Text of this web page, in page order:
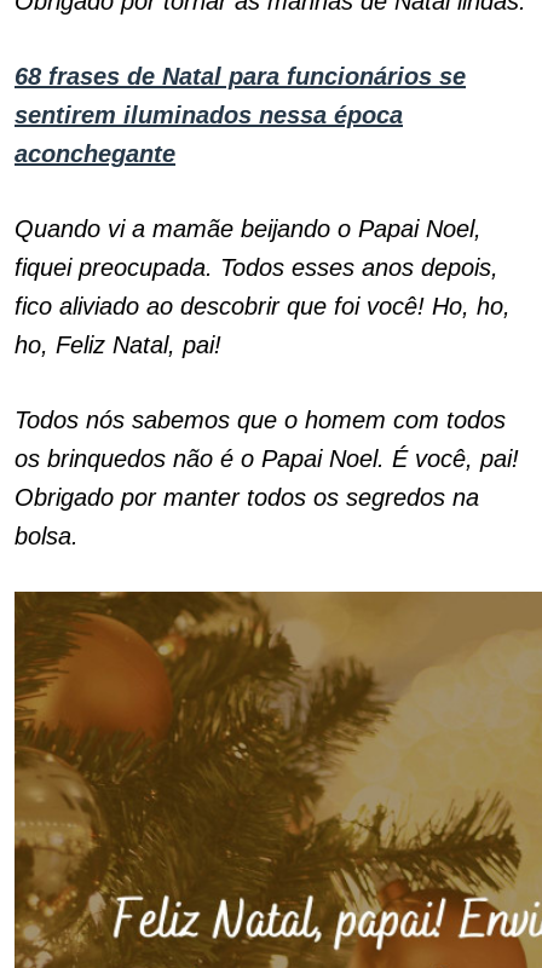
68 frases de Natal para funcionários se
sentirem iluminados nessa época
aconchegante
Quando vi a mamãe beijando o Papai Noel,
fiquei preocupada. Todos esses anos depois,
fico aliviado ao descobrir que foi você! Ho, ho,
ho, Feliz Natal, pai!
Todos nós sabemos que o homem com todos
os brinquedos não é o Papai Noel. É você, pai!
Obrigado por manter todos os segredos na
bolsa.